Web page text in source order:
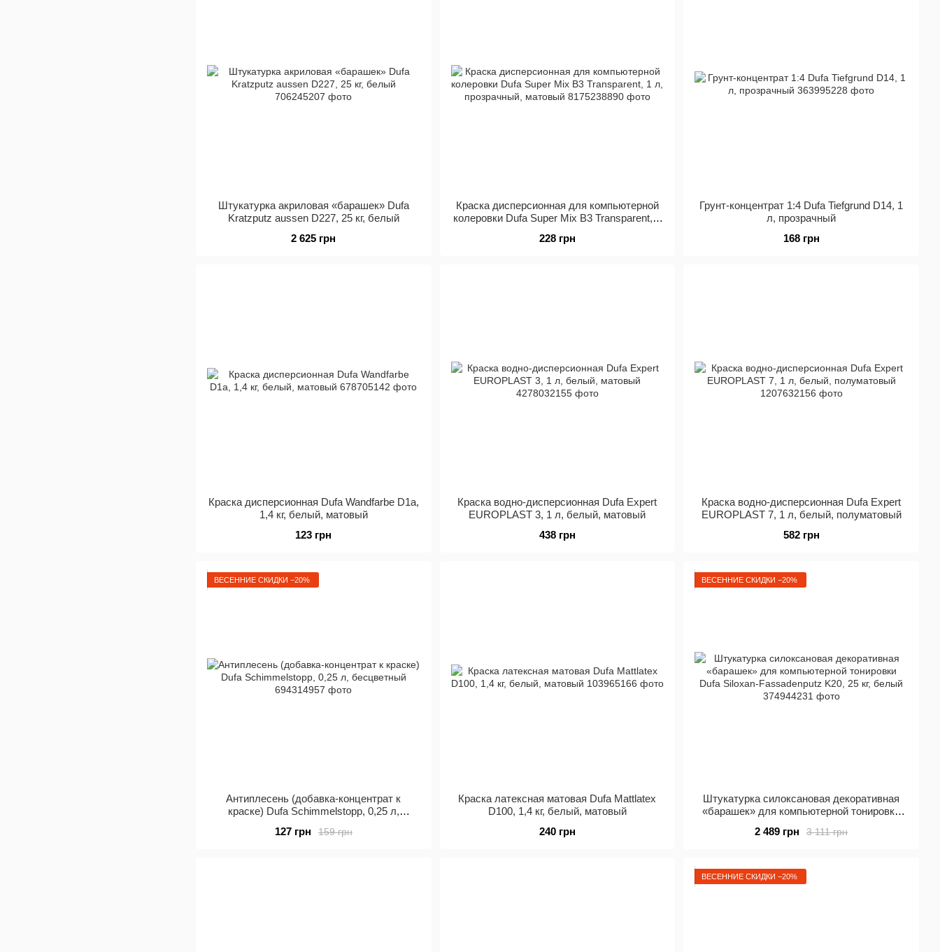
Штукатурка акриловая «барашек» Dufa
Kratzputz aussen D227, 25 кг, белый
2 625 грн
Краска дисперсионная для компьютерной
колеровки Dufa Super Mix В3 Transparent, 1
228 грн
Грунт-концентрат 1:4 Dufa Tiefgrund D14, 1
л, прозрачный
168 грн
Краска дисперсионная Dufa Wandfarbe D1a,
1,4 кг, белый, матовый
123 грн
Краска водно-дисперсионная Dufa Expert
EUROPLAST 3, 1 л, белый, матовый
438 грн
Краска водно-дисперсионная Dufa Expert
EUROPLAST 7, 1 л, белый, полуматовый
582 грн
ВЕСЕННИЕ СКИДКИ −20%
Антиплесень (добавка-концентрат к
краске) Dufa Schimmelstopp, 0,25 л,
159 грн
127 грн
Краска латексная матовая Dufa Mattlatex
D100, 1,4 кг, белый, матовый
240 грн
ВЕСЕННИЕ СКИДКИ −20%
Штукатурка силоксановая декоративная
«барашек» для компьютерной тонировки
3 111 грн
2 489 грн
ВЕСЕННИЕ СКИДКИ −20%